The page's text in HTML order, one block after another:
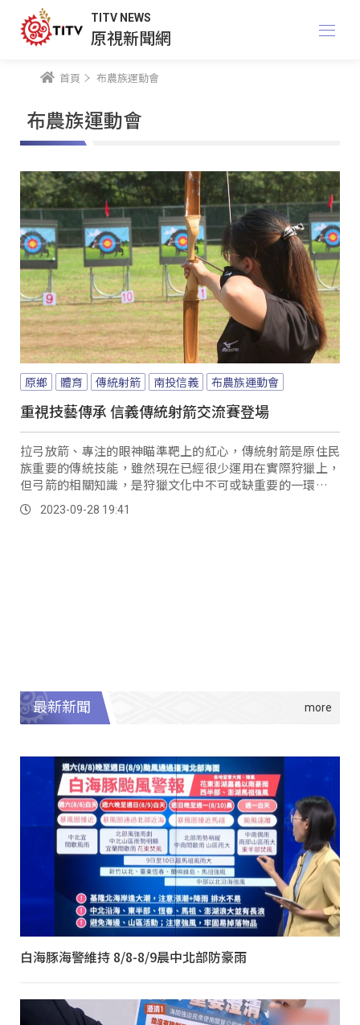
TITV NEWS
原視新聞網
首頁 布農族運動會
布農族運動會
原鄉 體育 傳統射箭 南投信義 布農族運動會
重視技藝傳承 信義傳統射箭交流賽登場
拉弓放箭、專注的眼神瞄準靶上的紅心，傳統射箭是原住民
族重要的傳統技能，雖然現在已經很少運用在實際狩獵上，
但弓箭的相關知識，是狩獵文化中不可或缺重要的一環，而
信義鄉體育會也希望透過辦理競賽，讓這項技藝能夠持續傳
承和重視。
2023-09-28 19:41
最新新聞
白海豚海警維持 8/8-8/9晨中北部防豪雨